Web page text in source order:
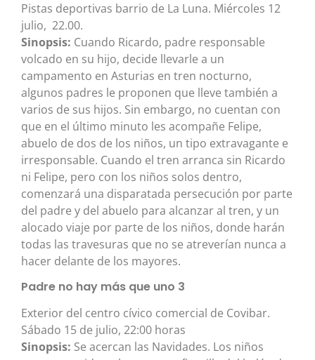
Pistas deportivas barrio de La Luna. Miércoles 12
julio, 22.00.
Sinopsis: Cuando Ricardo, padre responsable
volcado en su hijo, decide llevarle a un
campamento en Asturias en tren nocturno,
algunos padres le proponen que lleve también a
varios de sus hijos. Sin embargo, no cuentan con
que en el último minuto les acompañe Felipe,
abuelo de dos de los niños, un tipo extravagante e
irresponsable. Cuando el tren arranca sin Ricardo
ni Felipe, pero con los niños solos dentro,
comenzará una disparatada persecución por parte
del padre y del abuelo para alcanzar al tren, y un
alocado viaje por parte de los niños, donde harán
todas las travesuras que no se atreverían nunca a
hacer delante de los mayores.
Padre no hay más que uno 3
Exterior del centro cívico comercial de Covibar.
Sábado 15 de julio, 22:00 horas
Sinopsis: Se acercan las Navidades. Los niños